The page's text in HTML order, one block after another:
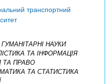
транспортний
НАУКИ
ТА ІНФОРМАЦІЯ
ТА ПРАВО
ТА СТАТИСТИКА